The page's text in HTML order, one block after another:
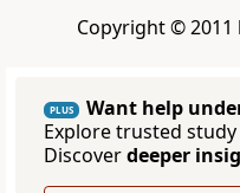
Copyright © 2011
PLUS
Want help
Explore trusted
Discoverdeeper